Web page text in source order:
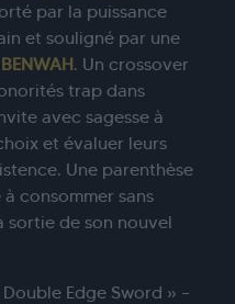
par la puissance
et souligné par une
BENWAH. Un crossover
trap dans
avec sagesse à
et évaluer leurs
Une parenthèse
consommer sans
de son nouvel
Edge Sword » –